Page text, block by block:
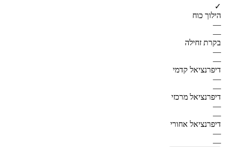
✓
הילוך כוח
—
—
בקרת זחילה
—
—
דיפרנציאל קדמי
—
—
דיפרנציאל מרכזי
—
—
דיפרנציאל אחורי
—
—